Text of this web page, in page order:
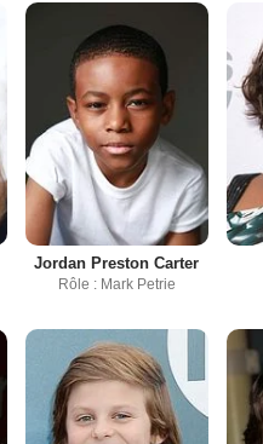
Jordan Preston Carter
Rôle : Mark Petrie